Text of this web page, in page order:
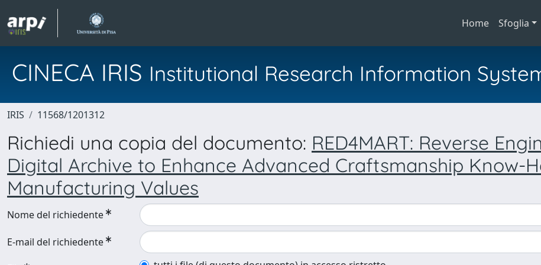
Home Sfoglia
CINECA IRIS Institutional Research Information
IRIS 11568/1201312
Richiedi una copia del documento: RED4MART: Reverse
Digital Archive to Enhance Advanced Craftsmanship Know-
Manufacturing Values
Nome del richiedente
E-mail del richiedente